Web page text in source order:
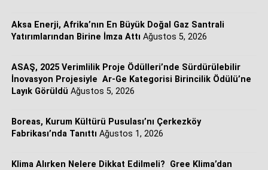
REHAU Yerden Isıtma Sistemleri ile gerçekleştirdiği bu
stratejik ortaklıkla HVAC (Isıtma, Havalandırma ve
Yapılan anlaşma doğrultusunda şirket konutlardan ticari
yapılara kadar farklı uygulama alanlarında müşterilerine
tek çatı altında daha kapsamlı, entegre ve bütüncül sistem
Aksa Enerji, Afrika’nın En Büyük Doğal Gaz Santrali
Yatırımlarından Birine İmza Attı Ağustos 5, 2026
ASAŞ, 2025 Verimlilik Proje Ödülleri’nde Sürdürülebilir
İnovasyon Projesiyle Ar-Ge Kategorisi Birincilik Ödülü’ne
Layık Görüldü Ağustos 5, 2026
Boreas, Kurum Kültürü Pusulası’nı Çerkezköy
Fabrikası’nda Tanıttı Ağustos 1, 2026
Klima Alırken Nelere Dikkat Edilmeli? Gree Klima’dan